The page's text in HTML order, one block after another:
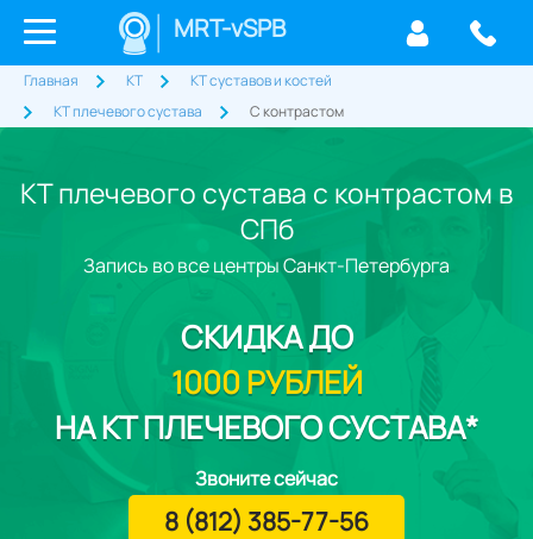
MRT-vSPB
Главная КТ
КТ суставов и костей
КТ плечевого сустава
С контрастом
КТ плечевого сустава с контрастом в
СПб
Запись во все центры Санкт-Петербурга
СКИДКАДО
1000 РУБЛЕЙ
НА КТ ПЛЕЧЕВОГО СУСТАВА*
Звоните сейчас
8 (812) 385-77-56